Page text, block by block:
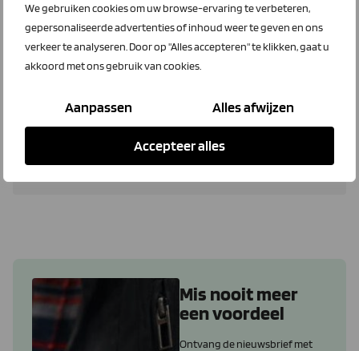
We gebruiken cookies om uw browse-ervaring te verbeteren,
gepersonaliseerde advertenties of inhoud weer te geven en ons
verkeer te analyseren. Door op "Alles accepteren" te klikken, gaat u
akkoord met ons gebruik van cookies.
Aanpassen Alles afwijzen
Accepteer alles
2 februari 2023
Met MoveRTK heb je altijd signaal
een forse ledenkorting drie MoveRTK-abonnementen
aan voor zijn trekkers.
Lees meer
Mis nooit meer
een voordeel
Ontvang de nieuwsbrief met